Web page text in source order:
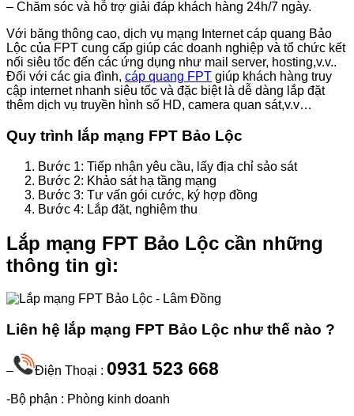
– Chăm sóc và hỗ trợ giải đáp khách hàng 24h/7 ngày.
Với băng thông cao, dịch vụ mạng Internet cáp quang Bảo
Lộc của FPT cung cấp giúp các doanh nghiệp và tổ chức kết
nối siêu tốc đến các ứng dụng như mail server, hosting,v.v..
Đối với các gia đình, cáp quang FPT giúp khách hàng truy
cập internet nhanh siêu tốc và đặc biệt là dễ dàng lắp đặt
thêm dịch vụ truyền hình số HD, camera quan sát,v.v…
Quy trình lắp mạng FPT Bảo Lộc
Bước 1: Tiếp nhận yêu cầu, lấy địa chỉ sảo sát
Bước 2: Khảo sát hạ tầng mạng
Bước 3: Tư vấn gói cước, ký hợp đồng
Bước 4: Lắp đặt, nghiệm thu
Lắp mạng FPT Bảo Lộc cần những
thông tin gì:
Liên hệ lắp mạng FPT Bảo Lộc như thế nào ?
– Điện Thoại : 0931 523 668
-Bộ phận : Phòng kinh doanh